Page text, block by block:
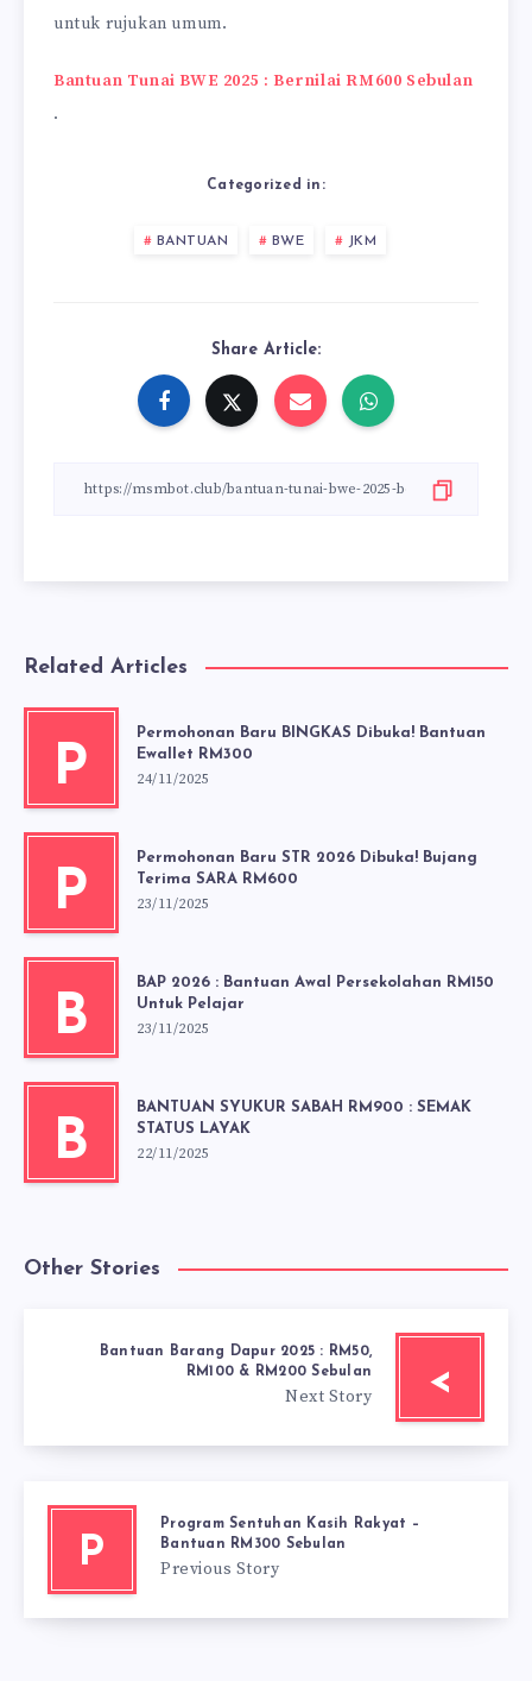
untuk rujukan umum.
Bantuan Tunai BWE 2025 : Bernilai RM600 Sebulan
.
Categorized in:
BANTUAN BWE JKM
Share Article:
Related Articles
P
Permohonan Baru BINGKAS Dibuka! Bantuan
Ewallet RM300
24/11/2025
P
Permohonan Baru STR 2026 Dibuka! Bujang
Terima SARA RM600
23/11/2025
B
BAP 2026 : Bantuan Awal Persekolahan RM150
Untuk Pelajar
23/11/2025
B
BANTUAN SYUKUR SABAH RM900 : SEMAK
STATUS LAYAK
22/11/2025
Other Stories
<
Bantuan Barang Dapur 2025 : RM50,
RM100 & RM200 Sebulan
Next Story
P
Program Sentuhan Kasih Rakyat –
Bantuan RM300 Sebulan
Previous Story